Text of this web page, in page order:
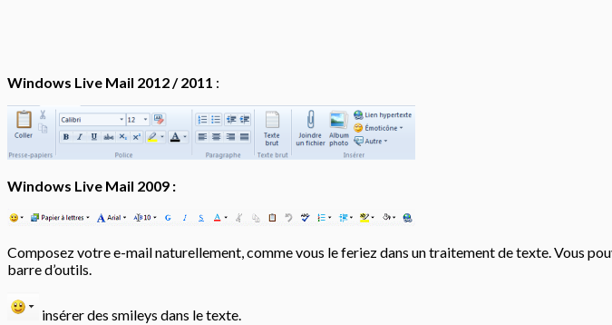
Windows Live Mail 2012 / 2011 :
Windows Live Mail 2009 :
Composez votre e-mail naturellement, comme vous le feriez dans un traitement de texte. Vous
barre d’outils.
insérer des smileys dans le texte.